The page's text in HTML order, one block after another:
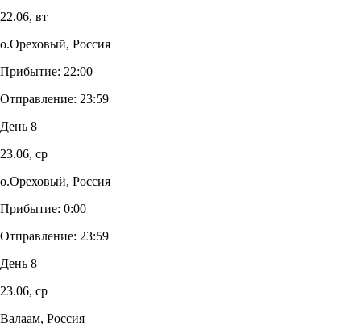
22.06, вт
о.Ореховый, Россия
Прибытие: 22:00
Отправление: 23:59
День 8
23.06, ср
о.Ореховый, Россия
Прибытие: 0:00
Отправление: 23:59
День 8
23.06, ср
Валаам, Россия